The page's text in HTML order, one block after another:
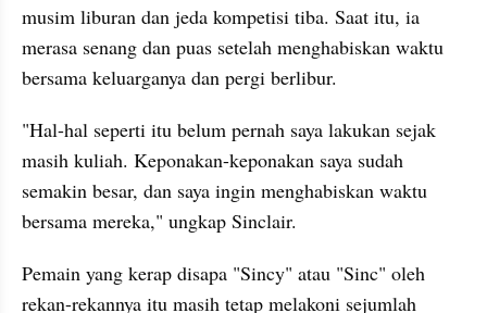
musim liburan dan jeda kompetisi tiba. Saat itu, ia
merasa senang dan puas setelah menghabiskan waktu
bersama keluarganya dan pergi berlibur.
"Hal-hal seperti itu belum pernah saya lakukan sejak
masih kuliah. Keponakan-keponakan saya sudah
semakin besar, dan saya ingin menghabiskan waktu
bersama mereka," ungkap Sinclair.
Pemain yang kerap disapa "Sincy" atau "Sinc" oleh
rekan-rekannya itu masih tetap melakoni sejumlah